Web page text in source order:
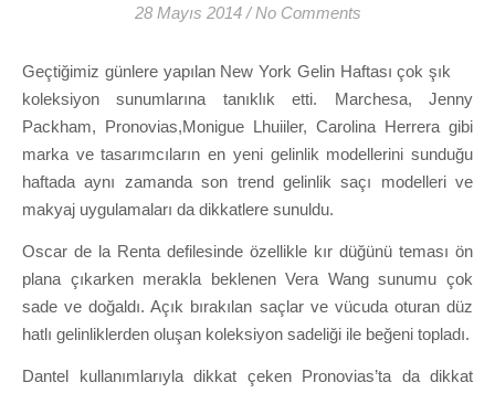
28 Mayıs 2014 / No Comments
Geçtiğimiz günlere yapılan New York Gelin Haftası çok şık
koleksiyon sunumlarına tanıklık etti. Marchesa, Jenny
Packham, Pronovias,Monigue Lhuiiler, Carolina Herrera gibi
marka ve tasarımcıların en yeni gelinlik modellerini sunduğu
haftada aynı zamanda son trend gelinlik saçı modelleri ve
makyaj uygulamaları da dikkatlere sunuldu.
Oscar de la Renta defilesinde özellikle kır düğünü teması ön
plana çıkarken merakla beklenen Vera Wang sunumu çok
sade ve doğaldı. Açık bırakılan saçlar ve vücuda oturan düz
hatlı gelinliklerden oluşan koleksiyon sadeliği ile beğeni topladı.
Dantel kullanımlarıyla dikkat çeken Pronovias’ta da dikkat